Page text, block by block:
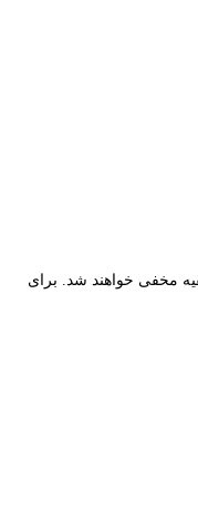
مخفی خواهند شد. برای